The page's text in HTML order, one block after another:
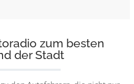
zum besten
der Stadt